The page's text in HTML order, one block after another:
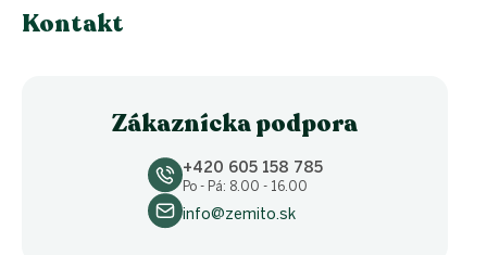
Kontakt
Zákaznícka podpora
+420 605 158 785
Po - Pá: 8.00 - 16.00
info@zemito.sk